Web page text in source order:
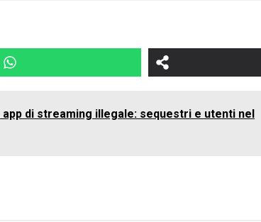
app di streaming illegale: sequestri e utenti nel